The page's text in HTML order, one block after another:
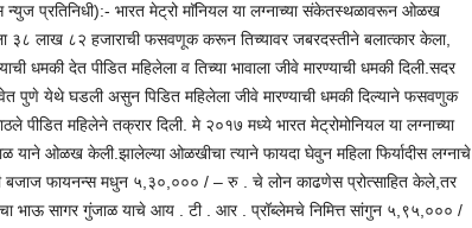
प्रतिनिधी):- भारत मेट्रो माॅनियल या लग्नाच्या संकेतस्थळावरून ओळख
३८ लाख ८२ हजाराची फसवणूक करून तिच्यावर जबरदस्तीने बलात्कार केला,
धमकी देत पीडित महिलेला व तिच्या भावाला जीवे मारण्याची धमकी दिली.सदर
पुणे येथे घडली असुन पिडित महिलेला जीवे मारण्याची धमकी दिल्याने फसवणुक
पीडित महिलेने तक्रार दिली. मे २०१७ मध्ये भारत मेट्रोमोनियल या लग्नाच्या
ओळख केली.झालेल्या ओळखीचा त्याने फायदा घेवुन महिला फिर्यादीस लग्नाचे
बजाज फायनन्स मधुन ५,३०,००० / – रु . चे लोन काढणेस प्रोत्साहित केले,तर
भाऊ सागर गुंजाळ याचे आय . टी . आर . प्रॉब्लेमचे निमित्त सांगुन ५,९५,००० /